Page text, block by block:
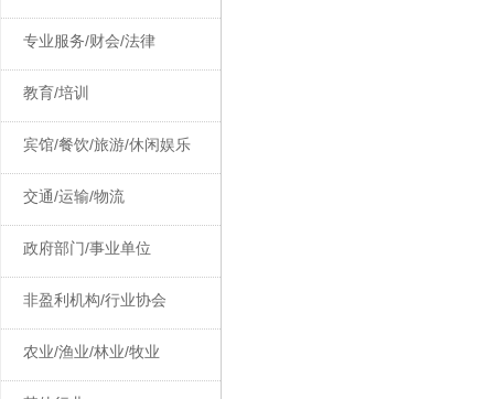
专业服务/财会/法律
教育/培训
宾馆/餐饮/旅游/休闲娱乐
交通/运输/物流
政府部门/事业单位
非盈利机构/行业协会
农业/渔业/林业/牧业